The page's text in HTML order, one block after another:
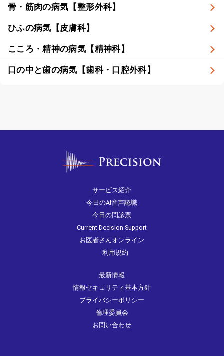
骨・筋肉の病気【整形外科】
ひふの病気【皮膚科】
こころ・精神の病気【精神科】
口の中と歯の病気【歯科・口腔外科】
サービス紹介
今日のAI音声認識
今日の問診票
Current Decision Support
お医者さんオンライン
利用規約
最新情報
情報セキュリティ基本方針
プライバシーポリシー
倫理委員会
お問い合わせ